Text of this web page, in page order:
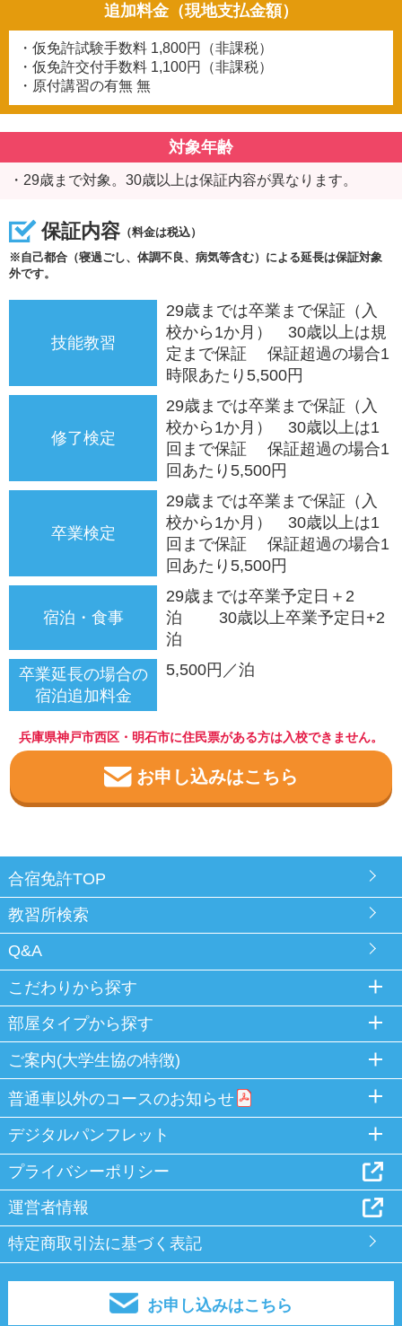
追加料金（現地支払金額）
・仮免許試験手数料 1,800円（非課税）
・仮免許交付手数料 1,100円（非課税）
・原付講習の有無 無
対象年齢
・29歳まで対象。30歳以上は保証内容が異なります。
保証内容 （料金は税込）
※自己都合（寝過ごし、体調不良、病気等含む）による延長は保証対象
外です。
技能教習
29歳までは卒業まで保証（入
校から1か月） 30歳以上は規
定まで保証 保証超過の場合1
時限あたり5,500円
修了検定
29歳までは卒業まで保証（入
校から1か月） 30歳以上は1
回まで保証 保証超過の場合1
回あたり5,500円
卒業検定
29歳までは卒業まで保証（入
校から1か月） 30歳以上は1
回まで保証 保証超過の場合1
回あたり5,500円
宿泊・食事
29歳までは卒業予定日＋2
泊 30歳以上卒業予定日+2
泊
卒業延長の場合の
宿泊追加料金
5,500円／泊
兵庫県神戸市西区・明石市に住民票がある方は入校できません。
お申し込みはこちら
合宿免許TOP
教習所検索
Q&A
こだわりから探す
部屋タイプから探す
ご案内(大学生協の特徴)
普通車以外のコースのお知らせ
デジタルパンフレット
プライバシーポリシー
運営者情報
特定商取引法に基づく表記
お申し込みはこちら